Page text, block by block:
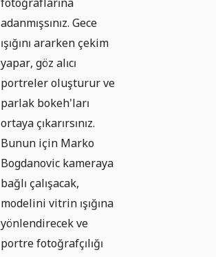
adanmışsınız. Gece
ışığını ararken çekim
yapar, göz alıcı
portreler oluşturur ve
parlak bokeh'ları
ortaya çıkarırsınız.
Bunun için Marko
Bogdanovic kameraya
bağlı çalışacak,
modelini vitrin ışığına
yönlendirecek ve
portre fotoğrafçılığı